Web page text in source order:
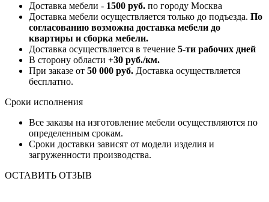
Доставка мебели - 1500 руб. по городу Москва
Доставка мебели осуществляется только до подъезда. По
согласованию возможна доставка мебели до
квартиры и сборка мебели.
Доставка осуществляется в течение 5-ти рабочих дней
В сторону области +30 руб./км.
При заказе от 50 000 руб. Доставка осуществляется
бесплатно.
Сроки исполнения
Все заказы на изготовление мебели осуществляются по
определенным срокам.
Сроки доставки зависят от модели изделия и
загруженности производства.
ОСТАВИТЬ ОТЗЫВ